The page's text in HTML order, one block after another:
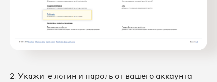
2. Укажите логин и пароль от вашего аккаунта